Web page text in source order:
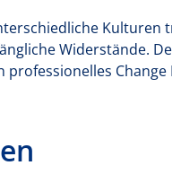
Kulturen
Widerstände.